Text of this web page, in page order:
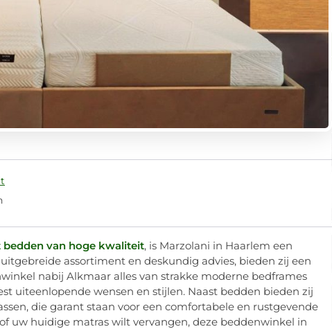
van hoge kwaliteit, is Marzolani in Haarlem een
assortiment en deskundig advies, bieden zij een
nabij Alkmaar alles van strakke moderne bedframes
uiteenlopende wensen en stijlen. Naast bedden bieden zij
die garant staan voor een comfortabele en rustgevende
uw huidige matras wilt vervangen, deze beddenwinkel in